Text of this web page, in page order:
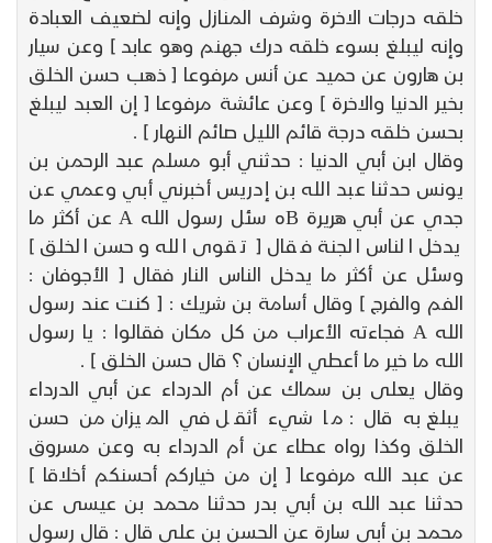
خلقه درجات الاخرة وشرف المنازل وإنه لضعيف العبادة
وإنه ليبلغ بسوء خلقه درك جهنم وهو عابد ] وعن سيار
بن هارون عن حميد عن أنس مرفوعا [ ذهب حسن الخلق
بخير الدنيا والاخرة ] وعن عائشة مرفوعا [ إن العبد ليبلغ
بحسن خلقه درجة قائم الليل صائم النهار ] .
وقال ابن أبي الدنيا : حدثني أبو مسلم عبد الرحمن بن
يونس حدثنا عبد الله بن إدريس أخبرني أبي وعمي عن
جدي عن أبي هريرة Bه سئل رسول الله A عن أكثر ما
يدخل الناس الجنة فقال [ تقوى الله وحسن الخلق ]
وسئل عن أكثر ما يدخل الناس النار فقال [ الأجوفان :
الفم والفرج ] وقال أسامة بن شريك : [ كنت عند رسول
الله A فجاءته الأعراب من كل مكان فقالوا : يا رسول
الله ما خير ما أعطي الإنسان ؟ قال حسن الخلق ] .
وقال يعلى بن سماك عن أم الدرداء عن أبي الدرداء
يبلغ به قال : ما شيء أثقل في الميزان من حسن
الخلق وكذا رواه عطاء عن أم الدرداء به وعن مسروق
عن عبد الله مرفوعا [ إن من خياركم أحسنكم أخلاقا ]
حدثنا عبد الله بن أبي بدر حدثنا محمد بن عيسى عن
محمد بن أبي سارة عن الحسن بن علي قال : قال رسول